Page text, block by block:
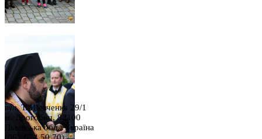
вул. Т. Шевченка 29/1
м. Дрогобич, 82100
Львівська обл., Україна